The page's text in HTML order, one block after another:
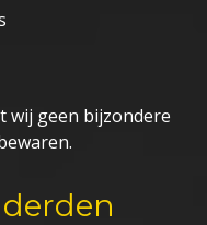
wij geen bijzondere